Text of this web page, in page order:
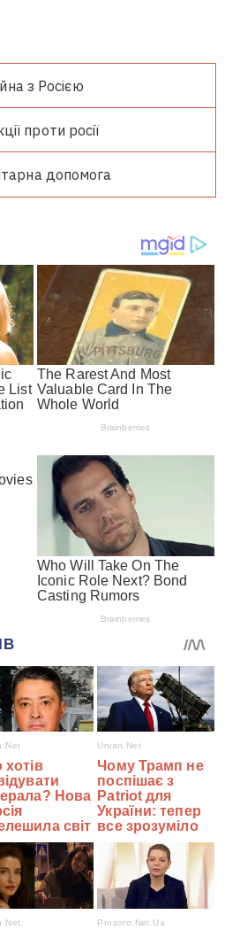
з Росією
проти росії
допомога